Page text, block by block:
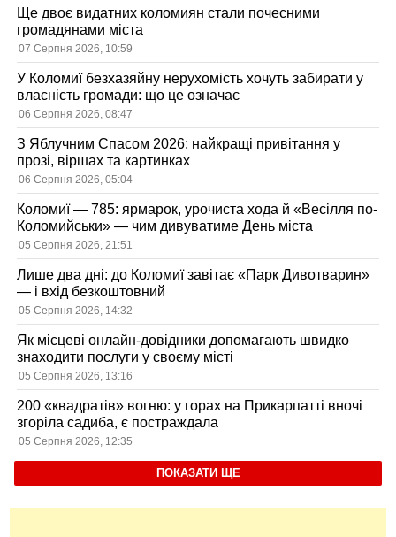
Ще двоє видатних коломиян стали почесними
громадянами міста
07 Серпня 2026, 10:59
У Коломиї безхазяйну нерухомість хочуть забирати у
власність громади: що це означає
06 Серпня 2026, 08:47
З Яблучним Спасом 2026: найкращі привітання у
прозі, віршах та картинках
06 Серпня 2026, 05:04
Коломиї — 785: ярмарок, урочиста хода й «Весілля по-
Коломийськи» — чим дивуватиме День міста
05 Серпня 2026, 21:51
Лише два дні: до Коломиї завітає «Парк Дивотварин»
— і вхід безкоштовний
05 Серпня 2026, 14:32
Як місцеві онлайн-довідники допомагають швидко
знаходити послуги у своєму місті
05 Серпня 2026, 13:16
200 «квадратів» вогню: у горах на Прикарпатті вночі
згоріла садиба, є постраждала
05 Серпня 2026, 12:35
ПОКАЗАТИ ЩЕ